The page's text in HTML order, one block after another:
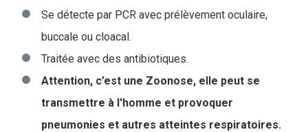
Se détecte par PCR avec prélèvement oculaire,
buccale ou cloacal.
Traitée avec des antibiotiques.
Attention, c’est une Zoonose, elle peut se
transmettre à l'homme et provoquer
pneumonies et autres atteintes respiratoires.